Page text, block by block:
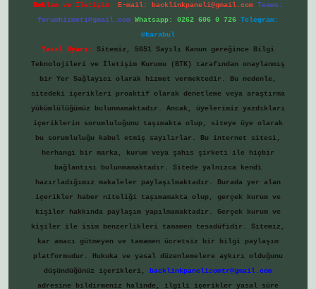
Reklam ve İletişim: E-mail: backlinkpaneli@gmail.com Teams:
forumhizmeti@gmail.com Whatsapp: 0262 606 0 726 Telegram:
@karabul
Yasal Uyarı:
Sitemiz, 5651 Sayılı Kanun gereğince Bilgi
Teknolojileri ve İletişim Kurumu (BTK) tarafından onaylanmış
bir Yer Sağlayıcı olarak hizmet vermektedir. Bu nedenle,
sitedeki içerikleri proaktif olarak denetleme veya araştırma
yükümlülüğümüz bulunmamaktadır. Ancak, üyelerimiz yazdıkları
içeriklerin sorumluluğunu taşımakta olup, siteye üye olarak
bu sorumluluğu kabul etmiş sayılırlar. Bu internet sitesi,
herhangi bir marka, kurum veya şahıs şirketi ile hiçbir
bağlantısı bulunmamaktadır. Sitede yalnızca kendi
hazırladığımız makaleler paylaşılmaktadır. Burada yer alan
içerikler haber niteliği taşımamakta olup, gerçek kurum ve
kişiler hakkında paylaşım yapılmamaktadır. Gerçek kurum ve
kişiler ile isim benzerlikleri tamamen tesadüfidir. Sitemiz,
kar amacı gütmeyen ve tamamen ücretsiz bir bilgi paylaşım
platformudur. Hukuka ve yasal düzenlemelere aykırı olduğunu
düşündüğünüz içerikleri,
backlinkpanelicomtr@gmail.com
adresine bildirmeniz halinde, ilgili içerikler yasal süre